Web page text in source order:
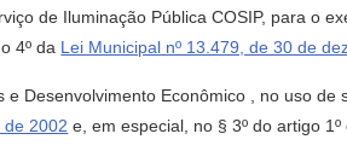
de Iluminação Pública COSIP, para o
4º da Lei Municipal nº 13.479, de 30 de
Desenvolvimento Econômico , no uso
de 2002 e, em especial, no § 3º do artigo 1º